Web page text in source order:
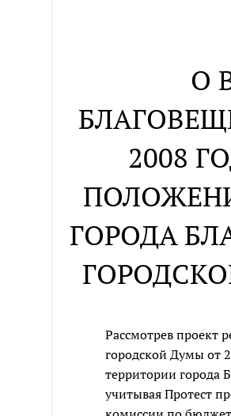
О
2008
ГОРОДА
Рассмотрев проект
городской Думы от
территории города
учитывая Протест